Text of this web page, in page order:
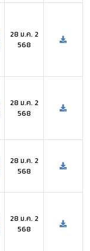
28 ม.ค. 2
568
28 ม.ค. 2
568
28 ม.ค. 2
568
28 ม.ค. 2
568